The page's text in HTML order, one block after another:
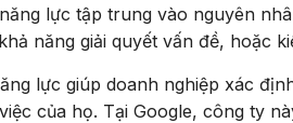
lực tập trung vào nguyên
năng giải quyết vấn đề, hoặc
lực giúp doanh nghiệp xác
của họ. Tại Google, công ty